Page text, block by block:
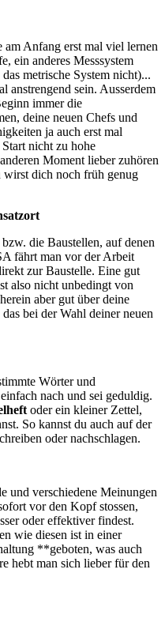
am Anfang erst mal viel lernen
ein anderes Messsystem
metrische System nicht)...
anstrengend sein. Ausserdem
immer die
deine neuen Chefs und
ja auch erst mal
nicht zu hohe
Moment lieber zuhören
wirst dich noch früh genug
bzw. die Baustellen, auf denen
fährt man vor der Arbeit
zur Baustelle. Eine gut
also nicht unbedingt von
aber gut über deine
bei der Wahl deiner neuen
Wörter und
nach und sei geduldig.
oder ein kleiner Zettel,
So kannst du auch auf der
oder nachschlagen.
und verschiedene Meinungen
vor den Kopf stossen,
oder effektiver findest.
wie diesen ist in einer
**geboten, was auch
hebt man sich lieber für den